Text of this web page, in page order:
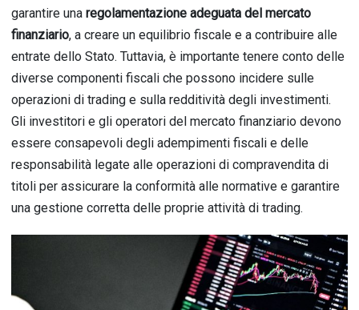
garantire una regolamentazione adeguata del mercato
finanziario, a creare un equilibrio fiscale e a contribuire alle
entrate dello Stato. Tuttavia, è importante tenere conto delle
diverse componenti fiscali che possono incidere sulle
operazioni di trading e sulla redditività degli investimenti.
Gli investitori e gli operatori del mercato finanziario devono
essere consapevoli degli adempimenti fiscali e delle
responsabilità legate alle operazioni di compravendita di
titoli per assicurare la conformità alle normative e garantire
una gestione corretta delle proprie attività di trading.